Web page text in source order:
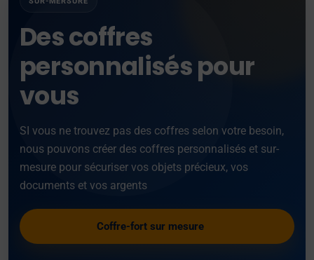
Des coffres
personnalisés pour
vous
SI vous ne trouvez pas des coffres selon votre besoin,
nous pouvons créer des coffres personnalisés et sur-
mesure pour sécuriser vos objets précieux, vos
documents et vos argents
Coffre-fort sur mesure